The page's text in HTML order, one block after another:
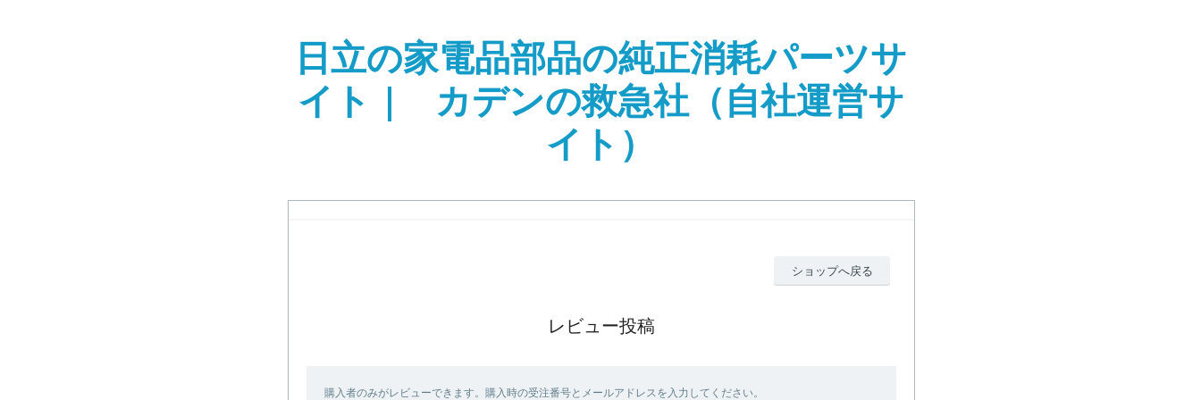
日立の家電品部品の純正消耗パーツサ
イト | カデンの救急社（自社運営サ
イト）
ショップへ戻る
レビュー投稿
購入者のみがレビューできます。購入時の受注番号とメールアドレスを入力してください。